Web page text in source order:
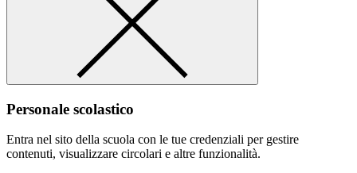
Personale scolastico
Entra nel sito della scuola con le tue credenziali per gestire
contenuti, visualizzare circolari e altre funzionalità.